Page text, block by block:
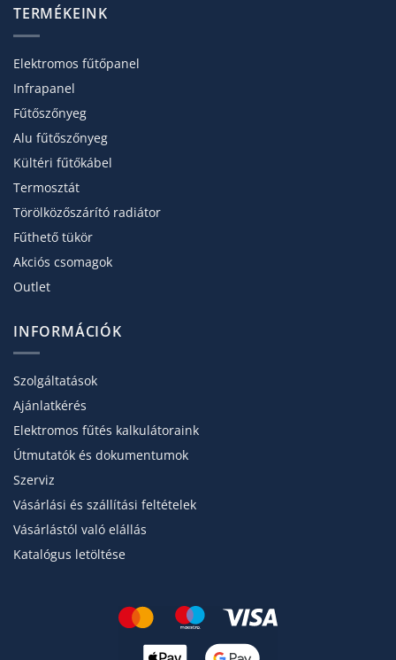
TERMÉKEINK
Elektromos fűtőpanel
Infrapanel
Fűtőszőnyeg
Alu fűtőszőnyeg
Kültéri fűtőkábel
Termosztát
Törölköző­szárító radiátor
Fűthető tükör
Akciós csomagok
Outlet
INFORMÁCIÓK
Szolgáltatások
Ajánlatkérés
Elektromos fűtés kalkulátoraink
Útmutatók és dokumentumok
Szerviz
Vásárlási és szállítási feltételek
Vásárlástól való elállás
Katalógus letöltése